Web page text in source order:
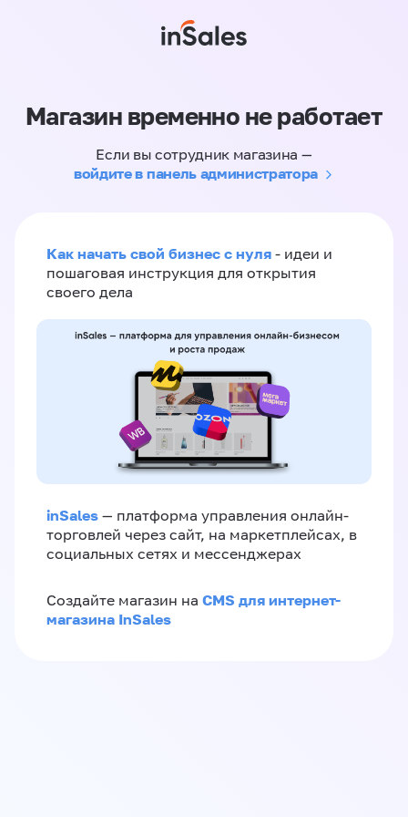
Магазин временно не работает
Если вы сотрудник магазина —
войдите в панель администратора
Как начать свой бизнес с нуля - идеи и
пошаговая инструкция для открытия
своего дела
inSales — платформа управления онлайн-
торговлей через сайт, на маркетплейсах, в
социальных сетях и мессенджерах
Создайте магазин на CMS для интернет-
магазина InSales